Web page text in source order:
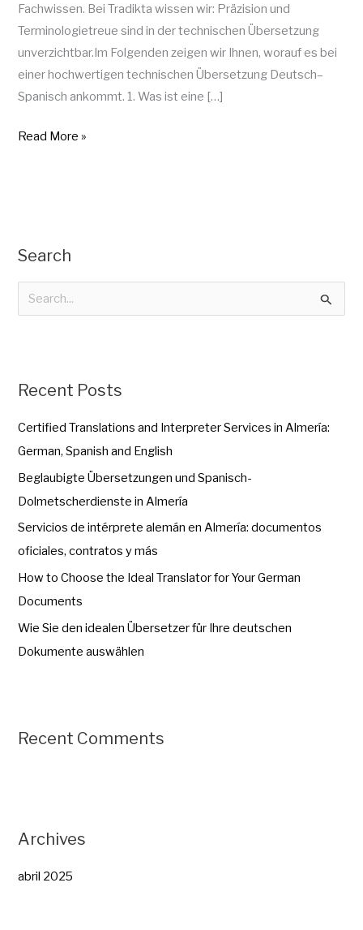
Fachwissen. Bei Tradikta wissen wir: Präzision und
Terminologietreue sind in der technischen Übersetzung
unverzichtbar.Im Folgenden zeigen wir Ihnen, worauf es bei
einer hochwertigen technischen Übersetzung Deutsch–
Spanisch ankommt. 1. Was ist eine […]
Read More »
Search
a
r
p
Recent Posts
Certified Translations and Interpreter Services in Almería:
German, Spanish and English
Beglaubigte Übersetzungen und Spanisch-
Dolmetscherdienste in Almería
Servicios de intérprete alemán en Almería: documentos
oficiales, contratos y más
How to Choose the Ideal Translator for Your German
Documents
Wie Sie den idealen Übersetzer für Ihre deutschen
Dokumente auswählen
Recent Comments
Archives
abril 2025